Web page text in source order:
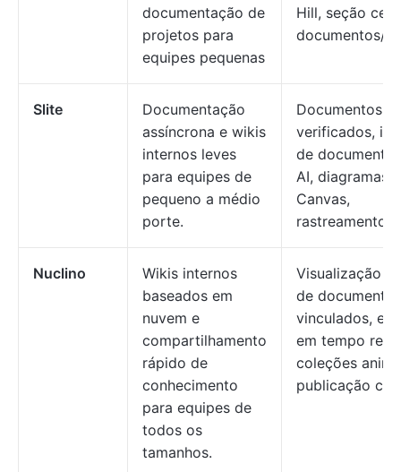
documentação de
projetos para
equipes pequenas
Hill, seção
documentos/
Slite
Documentação
assíncrona e wikis
internos leves
para equipes de
pequeno a médio
porte.
Documentos
verificados,
de
AI, diagramas
Canvas,
rastreamento
Nuclino
Wikis internos
baseados em
nuvem e
compartilhamento
rápido de
conhecimento
para equipes de
todos os
tamanhos.
Visualização
de documentos
vinculados,
em tempo real,
coleções
publicação